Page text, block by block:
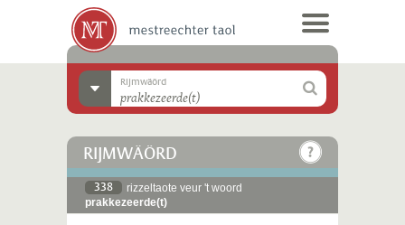
Rijmwäörd
RIJMWÄÖRD
338
rizzeltaote veur 't woord
prakkezeerde(t)